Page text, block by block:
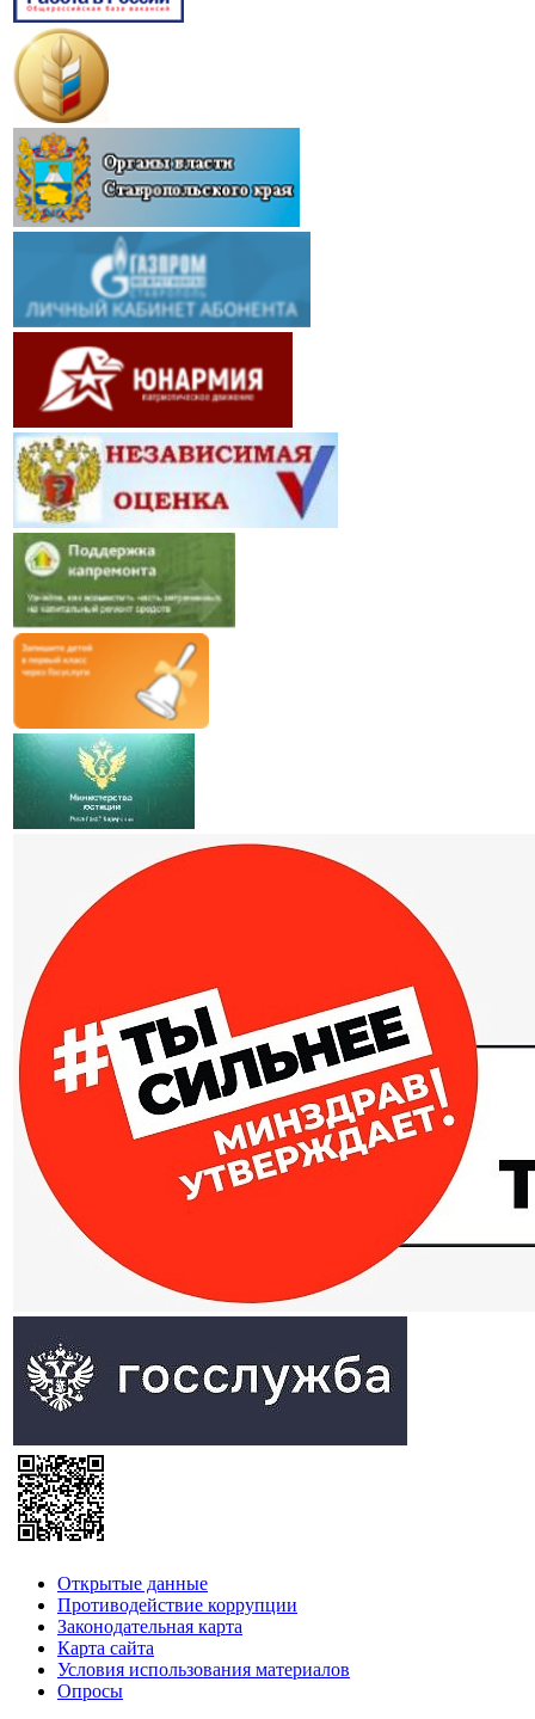
Открытые данные
Противодействие коррупции
Законодательная карта
Карта сайта
Условия использования материалов
Опросы